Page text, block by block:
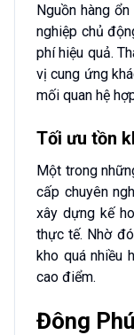
Nguồn hàng
nghiệp chủ
phí hiệu quả.
vị cung ứng
mối quan hệ
Tối ưu tồn
Một trong
cấp chuyên
xây dựng kế
thực tế. Nhờ
kho quá nhiều
cao điểm.
Đông